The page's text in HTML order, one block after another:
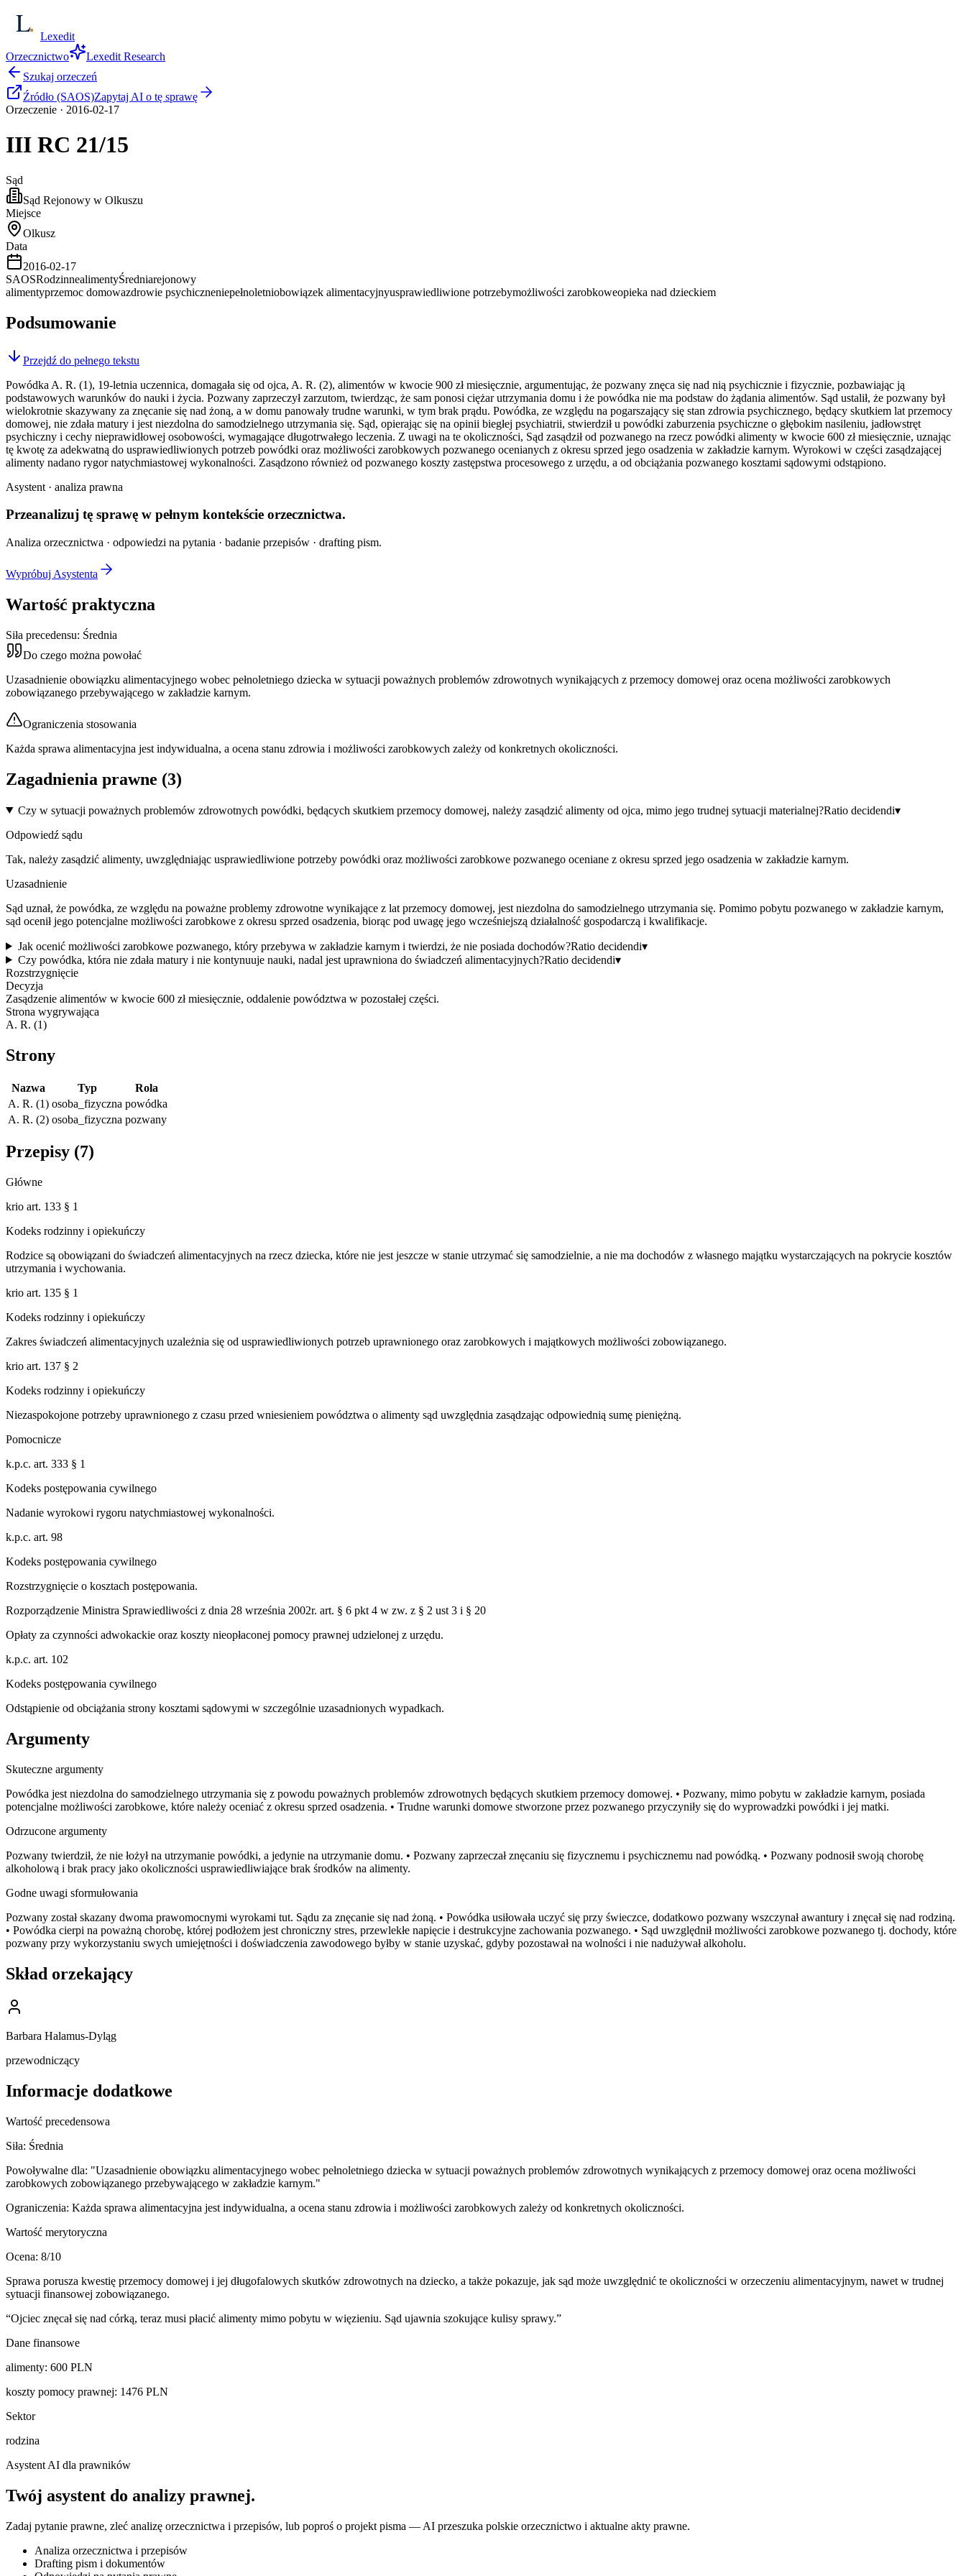
Lexedit
Orzecznictwo
Lexedit Research
Szukaj orzeczeń
Źródło (SAOS)Zapytaj AI o tę sprawę
Orzeczenie · 2016-02-17
III RC 21/15
Sąd
Sąd Rejonowy w Olkuszu
Miejsce
Olkusz
Data
2016-02-17
SAOSRodzinnealimentyŚredniarejonowy
alimentyprzemoc domowazdrowie psychiczneniepełnoletniobowiązek alimentacyjnyusprawiedliwione potrzebymożliwości zarobkoweopieka nad dzieckiem
Podsumowanie
Przejdź do pełnego tekstu
Powódka A. R. (1), 19-letnia uczennica, domagała się od ojca, A. R. (2), alimentów w kwocie 900 zł miesięcznie, argumentując, że pozwany znęca się nad nią psychicznie i fizycznie, pozbawiając ją
podstawowych warunków do nauki i życia. Pozwany zaprzeczył zarzutom, twierdząc, że sam ponosi ciężar utrzymania domu i że powódka nie ma podstaw do żądania alimentów. Sąd ustalił, że pozwany był
wielokrotnie skazywany za znęcanie się nad żoną, a w domu panowały trudne warunki, w tym brak prądu. Powódka, ze względu na pogarszający się stan zdrowia psychicznego, będący skutkiem lat przemocy
domowej, nie zdała matury i jest niezdolna do samodzielnego utrzymania się. Sąd, opierając się na opinii biegłej psychiatrii, stwierdził u powódki zaburzenia psychiczne o głębokim nasileniu, jadłowstręt
psychiczny i cechy nieprawidłowej osobowości, wymagające długotrwałego leczenia. Z uwagi na te okoliczności, Sąd zasądził od pozwanego na rzecz powódki alimenty w kwocie 600 zł miesięcznie, uznając
tę kwotę za adekwatną do usprawiedliwionych potrzeb powódki oraz możliwości zarobkowych pozwanego ocenianych z okresu sprzed jego osadzenia w zakładzie karnym. Wyrokowi w części zasądzającej
alimenty nadano rygor natychmiastowej wykonalności. Zasądzono również od pozwanego koszty zastępstwa procesowego z urzędu, a od obciążania pozwanego kosztami sądowymi odstąpiono.
Asystent · analiza prawna
Przeanalizuj tę sprawę w pełnym kontekście orzecznictwa.
Analiza orzecznictwa · odpowiedzi na pytania · badanie przepisów · drafting pism.
Wypróbuj Asystenta
Wartość praktyczna
Siła precedensu: Średnia
Do czego można powołać
Uzasadnienie obowiązku alimentacyjnego wobec pełnoletniego dziecka w sytuacji poważnych problemów zdrowotnych wynikających z przemocy domowej oraz ocena możliwości zarobkowych
zobowiązanego przebywającego w zakładzie karnym.
Ograniczenia stosowania
Każda sprawa alimentacyjna jest indywidualna, a ocena stanu zdrowia i możliwości zarobkowych zależy od konkretnych okoliczności.
Zagadnienia prawne (3)
Czy w sytuacji poważnych problemów zdrowotnych powódki, będących skutkiem przemocy domowej, należy zasądzić alimenty od ojca, mimo jego trudnej sytuacji materialnej?Ratio decidendi▾
Odpowiedź sądu
Tak, należy zasądzić alimenty, uwzględniając usprawiedliwione potrzeby powódki oraz możliwości zarobkowe pozwanego oceniane z okresu sprzed jego osadzenia w zakładzie karnym.
Uzasadnienie
Sąd uznał, że powódka, ze względu na poważne problemy zdrowotne wynikające z lat przemocy domowej, jest niezdolna do samodzielnego utrzymania się. Pomimo pobytu pozwanego w zakładzie karnym,
sąd ocenił jego potencjalne możliwości zarobkowe z okresu sprzed osadzenia, biorąc pod uwagę jego wcześniejszą działalność gospodarczą i kwalifikacje.
Jak ocenić możliwości zarobkowe pozwanego, który przebywa w zakładzie karnym i twierdzi, że nie posiada dochodów?Ratio decidendi▾
Czy powódka, która nie zdała matury i nie kontynuuje nauki, nadal jest uprawniona do świadczeń alimentacyjnych?Ratio decidendi▾
Rozstrzygnięcie
Decyzja
Zasądzenie alimentów w kwocie 600 zł miesięcznie, oddalenie powództwa w pozostałej części.
Strona wygrywająca
A. R. (1)
Strony
Nazwa Typ
Rola
A. R. (1) osoba_fizyczna powódka
A. R. (2) osoba_fizyczna pozwany
Przepisy (7)
Główne
krio art. 133 § 1
Kodeks rodzinny i opiekuńczy
Rodzice są obowiązani do świadczeń alimentacyjnych na rzecz dziecka, które nie jest jeszcze w stanie utrzymać się samodzielnie, a nie ma dochodów z własnego majątku wystarczających na pokrycie kosztów
utrzymania i wychowania.
krio art. 135 § 1
Kodeks rodzinny i opiekuńczy
Zakres świadczeń alimentacyjnych uzależnia się od usprawiedliwionych potrzeb uprawnionego oraz zarobkowych i majątkowych możliwości zobowiązanego.
krio art. 137 § 2
Kodeks rodzinny i opiekuńczy
Niezaspokojone potrzeby uprawnionego z czasu przed wniesieniem powództwa o alimenty sąd uwzględnia zasądzając odpowiednią sumę pieniężną.
Pomocnicze
k.p.c. art. 333 § 1
Kodeks postępowania cywilnego
Nadanie wyrokowi rygoru natychmiastowej wykonalności.
k.p.c. art. 98
Kodeks postępowania cywilnego
Rozstrzygnięcie o kosztach postępowania.
Rozporządzenie Ministra Sprawiedliwości z dnia 28 września 2002r. art. § 6 pkt 4 w zw. z § 2 ust 3 i § 20
Opłaty za czynności adwokackie oraz koszty nieopłaconej pomocy prawnej udzielonej z urzędu.
k.p.c. art. 102
Kodeks postępowania cywilnego
Odstąpienie od obciążania strony kosztami sądowymi w szczególnie uzasadnionych wypadkach.
Argumenty
Skuteczne argumenty
Powódka jest niezdolna do samodzielnego utrzymania się z powodu poważnych problemów zdrowotnych będących skutkiem przemocy domowej. • Pozwany, mimo pobytu w zakładzie karnym, posiada
potencjalne możliwości zarobkowe, które należy oceniać z okresu sprzed osadzenia. • Trudne warunki domowe stworzone przez pozwanego przyczyniły się do wyprowadzki powódki i jej matki.
Odrzucone argumenty
Pozwany twierdził, że nie łożył na utrzymanie powódki, a jedynie na utrzymanie domu. • Pozwany zaprzeczał znęcaniu się fizycznemu i psychicznemu nad powódką. • Pozwany podnosił swoją chorobę
alkoholową i brak pracy jako okoliczności usprawiedliwiające brak środków na alimenty.
Godne uwagi sformułowania
Pozwany został skazany dwoma prawomocnymi wyrokami tut. Sądu za znęcanie się nad żoną. • Powódka usiłowała uczyć się przy świeczce, dodatkowo pozwany wszczynał awantury i znęcał się nad rodziną.
• Powódka cierpi na poważną chorobę, której podłożem jest chroniczny stres, przewlekłe napięcie i destrukcyjne zachowania pozwanego. • Sąd uwzględnił możliwości zarobkowe pozwanego tj. dochody, które
pozwany przy wykorzystaniu swych umiejętności i doświadczenia zawodowego byłby w stanie uzyskać, gdyby pozostawał na wolności i nie nadużywał alkoholu.
Skład orzekający
Barbara Halamus-Dyląg
przewodniczący
Informacje dodatkowe
Wartość precedensowa
Siła: Średnia
Powoływalne dla: "Uzasadnienie obowiązku alimentacyjnego wobec pełnoletniego dziecka w sytuacji poważnych problemów zdrowotnych wynikających z przemocy domowej oraz ocena możliwości
zarobkowych zobowiązanego przebywającego w zakładzie karnym."
Ograniczenia: Każda sprawa alimentacyjna jest indywidualna, a ocena stanu zdrowia i możliwości zarobkowych zależy od konkretnych okoliczności.
Wartość merytoryczna
Ocena: 8/10
Sprawa porusza kwestię przemocy domowej i jej długofalowych skutków zdrowotnych na dziecko, a także pokazuje, jak sąd może uwzględnić te okoliczności w orzeczeniu alimentacyjnym, nawet w trudnej
sytuacji finansowej zobowiązanego.
“Ojciec znęcał się nad córką, teraz musi płacić alimenty mimo pobytu w więzieniu. Sąd ujawnia szokujące kulisy sprawy.”
Dane finansowe
alimenty: 600 PLN
koszty pomocy prawnej: 1476 PLN
Sektor
rodzina
Asystent AI dla prawników
Twój asystent do analizy prawnej.
Zadaj pytanie prawne, zleć analizę orzecznictwa i przepisów, lub poproś o projekt pisma — AI przeszuka polskie orzecznictwo i aktualne akty prawne.
Analiza orzecznictwa i przepisów
Drafting pism i dokumentów